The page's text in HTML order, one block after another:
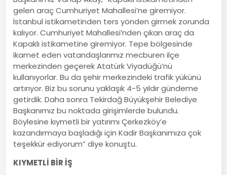
gelen araç Cumhuriyet Mahallesi’ne giremiyor.
İstanbul istikametinden ters yönden girmek zorunda
kalıyor. Cumhuriyet Mahallesi’nden çıkan araç da
Kapaklı istikametine giremiyor. Tepe bölgesinde
ikamet eden vatandaşlarımız mecburen ilçe
merkezinden geçerek Atatürk Viyadüğü’nü
kullanıyorlar. Bu da şehir merkezindeki trafik yükünü
artırıyor. Biz bu sorunu yaklaşık 4-5 yıldır gündeme
getirdik. Daha sonra Tekirdağ Büyükşehir Belediye
Başkanımız bu noktada girişimlerde bulundu.
Böylesine kıymetli bir yatırımı Çerkezköy’e
kazandırmaya başladığı için Kadir Başkanımıza çok
teşekkür ediyorum” diye konuştu.
KIYMETLİ BİR İŞ